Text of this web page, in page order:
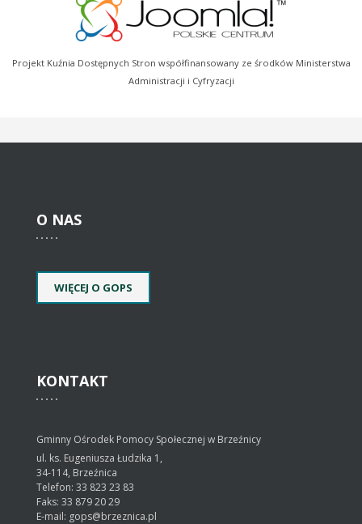
Projekt Kuźnia Dostępnych Stron współfinansowany ze środków Ministerstwa
Administracji i Cyfryzacji
O NAS
WIĘCEJ O GOPS
KONTAKT
Gminny Ośrodek Pomocy Społecznej w Brzeźnicy
ul. ks. Eugeniusza Łudzika 1,
34-114, Brzeźnica
Telefon: 33 823 23 83
Faks: 33 879 20 29
E-mail: gops@brzeznica.pl